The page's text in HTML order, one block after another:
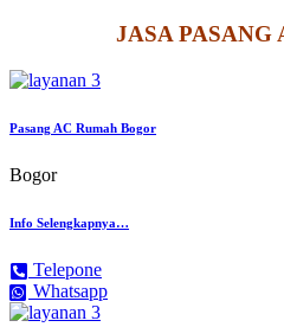
JASA PASANG
Pasang AC Rumah Bogor
Bogor
Info Selengkapnya…
Telepone
Whatsapp